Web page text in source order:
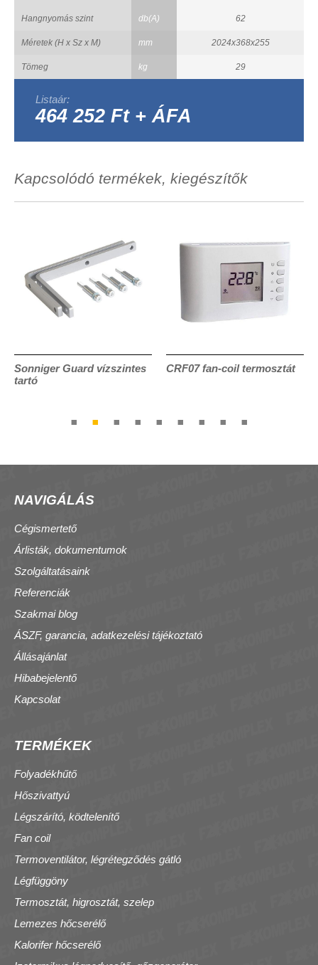
Hangnyomás szint db(A) 62
Méretek (H x Sz x M) mm 2024x368x255
Tömeg kg 29
Listaár:
464 252 Ft + ÁFA
Kapcsolódó termékek, kiegészítők
Sonniger Guard vízszintes
tartó
CRF07 fan-coil termosztát
NAVIGÁLÁS
Cégismertető
Árlisták, dokumentumok
Szolgáltatásaink
Referenciák
Szakmai blog
ÁSZF, garancia, adatkezelési tájékoztató
Állásajánlat
Hibabejelentő
Kapcsolat
TERMÉKEK
Folyadékhűtő
Hőszivattyú
Légszárító, ködtelenítő
Fan coil
Termoventilátor, légrétegződés gátló
Légfüggöny
Termosztát, higrosztát, szelep
Lemezes hőcserélő
Kalorifer hőcserélő